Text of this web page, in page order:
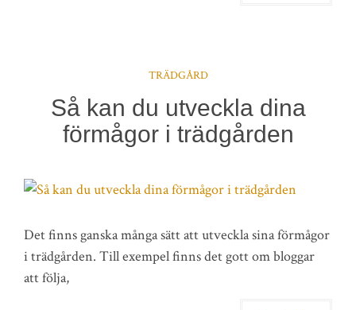
TRÄDGÅRD
Så kan du utveckla dina
förmågor i trädgården
Det finns ganska många sätt att utveckla sina förmågor
i trädgården. Till exempel finns det gott om bloggar
att följa,